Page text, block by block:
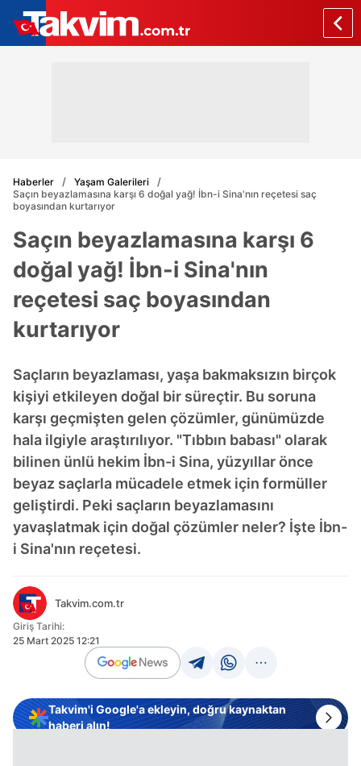
Haberler
Yaşam Galerileri
Saçın beyazlamasına karşı 6 doğal yağ! İbn-i Sina'nın reçetesi saç
boyasından kurtarıyor
Saçın beyazlamasına karşı 6
doğal yağ! İbn-i Sina'nın
reçetesi saç boyasından
kurtarıyor
Saçların beyazlaması, yaşa bakmaksızın birçok
kişiyi etkileyen doğal bir süreçtir. Bu soruna
karşı geçmişten gelen çözümler, günümüzde
hala ilgiyle araştırılıyor. "Tıbbın babası" olarak
bilinen ünlü hekim İbn-i Sina, yüzyıllar önce
beyaz saçlarla mücadele etmek için formüller
geliştirdi. Peki saçların beyazlamasını
yavaşlatmak için doğal çözümler neler? İşte İbn-
i Sina'nın reçetesi.
Takvim.com.tr
Giriş Tarihi:
25 Mart 2025 12:21
Takvim'i Google'a ekleyin, doğru kaynaktan
haberi alın!